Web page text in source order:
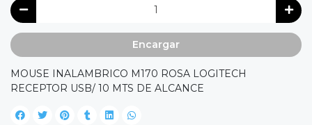
Encargar
MOUSE INALAMBRICO M170 ROSA LOGITECH
RECEPTOR USB/ 10 MTS DE ALCANCE